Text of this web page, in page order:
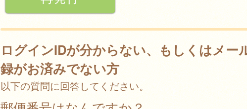
ログインIDが分からない、もしくはメー
録がお済みでない方
以下の質問に回答してください。